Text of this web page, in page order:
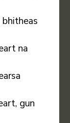
bhitheas
na
gun